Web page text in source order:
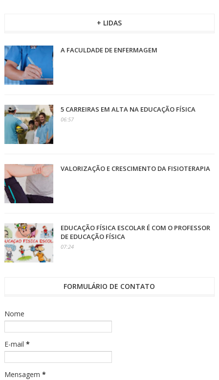
+ LIDAS
A FACULDADE DE ENFERMAGEM
5 CARREIRAS EM ALTA NA EDUCAÇÃO FÍSICA
06:57
VALORIZAÇÃO E CRESCIMENTO DA FISIOTERAPIA
EDUCAÇÃO FÍSICA ESCOLAR É COM O PROFESSOR
DE EDUCAÇÃO FÍSICA
07:24
FORMULÁRIO DE CONTATO
Nome
E-mail *
Mensagem *